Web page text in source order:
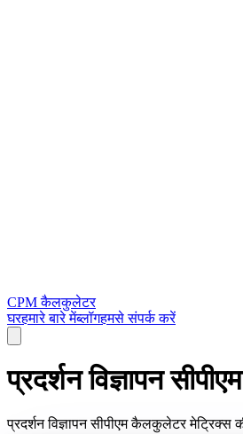
CPM कैलकुलेटर
घरहमारे बारे मेंब्लॉगहमसे संपर्क करें
प्रदर्शन विज्ञापन
प्रदर्शन विज्ञापन सीपीएम कैलकुलेटर